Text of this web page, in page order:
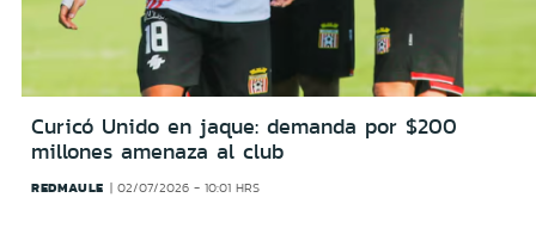
Curicó Unido en jaque: demanda por $200
millones amenaza al club
REDMAULE 02/07/2026 - 10:01 HRS